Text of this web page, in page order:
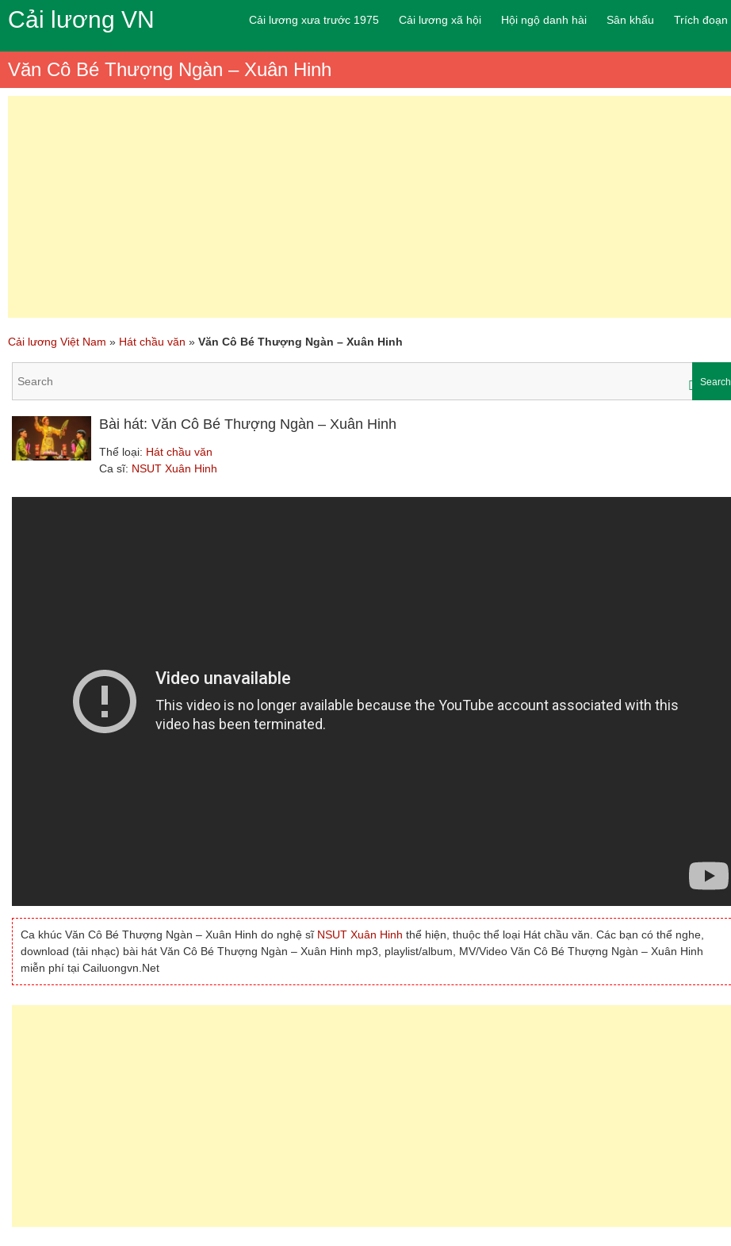
Cải lương VN Cải lương xưa trước 1975 Cải lương xã hội Hội ngộ danh hài Sân khấu Trích đoạn
Văn Cô Bé Thượng Ngàn – Xuân Hinh
Cải lương Việt Nam » Hát chầu văn » Văn Cô Bé Thượng Ngàn – Xuân Hinh
Search
Bài hát: Văn Cô Bé Thượng Ngàn – Xuân Hinh
Thể loại: Hát chầu văn
Ca sĩ: NSUT Xuân Hinh
Ca khúc Văn Cô Bé Thượng Ngàn – Xuân Hinh do nghệ sĩ NSUT Xuân Hinh thể hiện, thuộc thể loại Hát chầu văn. Các bạn có thể nghe,
download (tải nhạc) bài hát Văn Cô Bé Thượng Ngàn – Xuân Hinh mp3, playlist/album, MV/Video Văn Cô Bé Thượng Ngàn – Xuân Hinh
miễn phí tại Cailuongvn.Net